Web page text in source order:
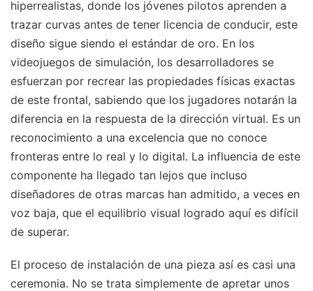
hiperrealistas, donde los jóvenes pilotos aprenden a
trazar curvas antes de tener licencia de conducir, este
diseño sigue siendo el estándar de oro. En los
videojuegos de simulación, los desarrolladores se
esfuerzan por recrear las propiedades físicas exactas
de este frontal, sabiendo que los jugadores notarán la
diferencia en la respuesta de la dirección virtual. Es un
reconocimiento a una excelencia que no conoce
fronteras entre lo real y lo digital. La influencia de este
componente ha llegado tan lejos que incluso
diseñadores de otras marcas han admitido, a veces en
voz baja, que el equilibrio visual logrado aquí es difícil
de superar.
El proceso de instalación de una pieza así es casi una
ceremonia. No se trata simplemente de apretar unos